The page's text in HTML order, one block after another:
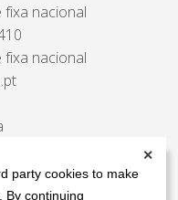
party cookies to make
By continuing
✕
fixa nacional
fixa nacional